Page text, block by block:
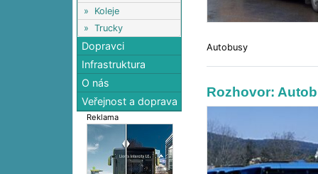
» Koleje
» Trucky
Dopravci
Infrastruktura
O nás
Veřejnost a doprava
Reklama
Autobusy
Rozhovor: